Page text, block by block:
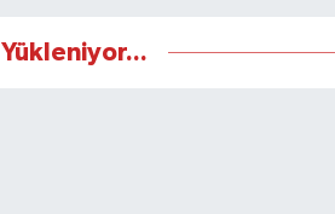
Yükleniyor...